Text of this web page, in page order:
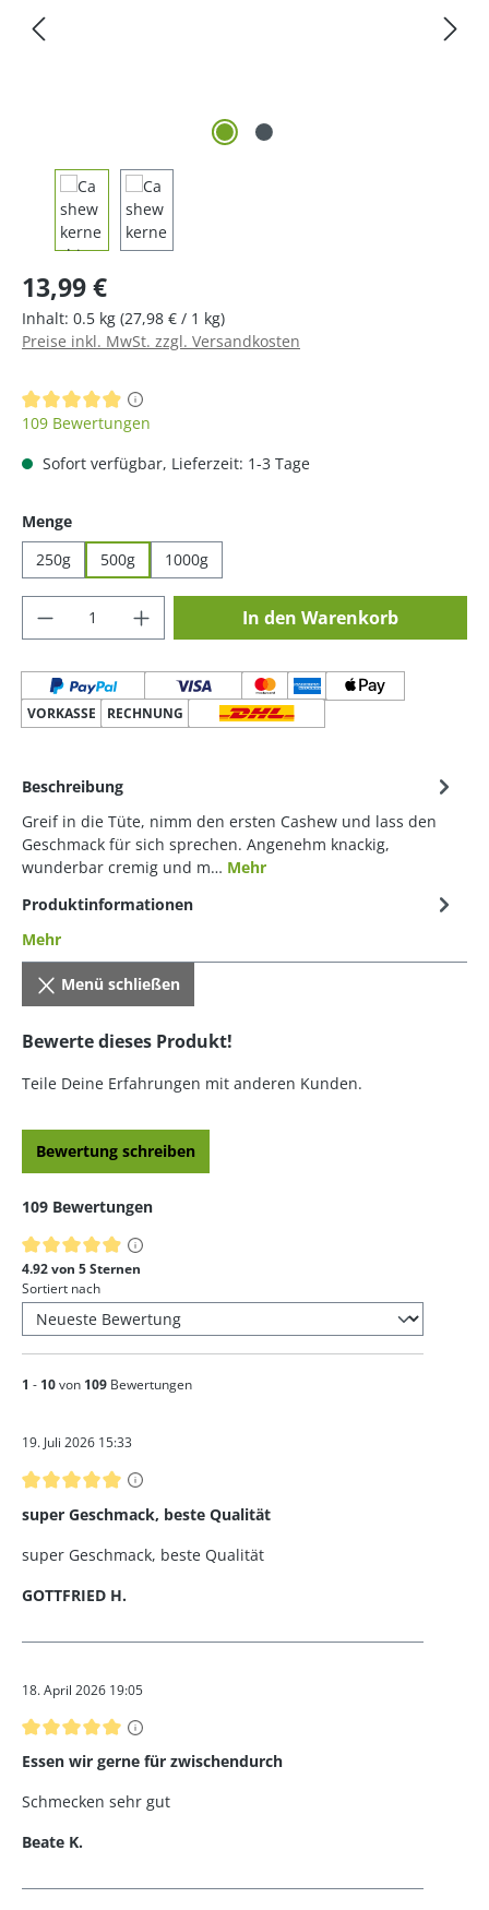
Regulärer Preis:
13,99 €
Inhalt: 0.5 kg (27,98 € / 1 kg)
Preise inkl. MwSt. zzgl. Versandkosten
Durchschnittliche Bewertung von 4.92 von 5 Sternen
109 Bewertungen
Sofort verfügbar, Lieferzeit: 1-3 Tage
Mengeauswählen
250g
500g 1000g
Produkt Anzahl: Gib den gewünschten
In den Warenkorb
VORKASSE RECHNUNG
Beschreibung
Greif in die Tüte, nimm den ersten Cashew und lass den
Geschmack für sich sprechen. Angenehm knackig,
wunderbar cremig und m… Mehr
Produktinformationen
Mehr
Menü schließen
Bewerte dieses Produkt!
Teile Deine Erfahrungen mit anderen Kunden.
Bewertung schreiben
109 Bewertungen
Durchschnittliche Bewertung von 4.92 von 5 Sternen
4.92 von 5 Sternen
Sortiert nach
1 - 10von 109 Bewertungen
19. Juli 2026 15:33
Bewertung mit 5 von 5 Sternen
super Geschmack, beste Qualität
super Geschmack, beste Qualität
GOTTFRIED H.
18. April 2026 19:05
Bewertung mit 5 von 5 Sternen
Essen wir gerne für zwischendurch
Schmecken sehr gut
Beate K.